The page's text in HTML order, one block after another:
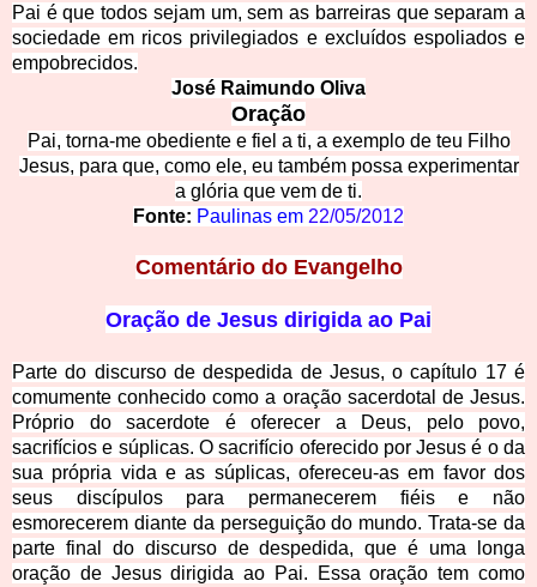
Pai é que todos sejam um, semas barreiras que separam a
sociedade em ricos privilegiados e excluídos espoliados e
empobrecidos.
José Raimundo Oliva
Oração
Pai, torna-me obediente e fiel a ti, a exemplo de teu Filho
Jesus, para que, como ele, eu também possa experimentar
a glória que vem de ti.
Fonte: Paulinas em 22/05/2012
Comentário do Evangelho
Oração de Jesus dirigida ao Pai
Parte do discurso de despedida de Jesus, o capítulo 17 é
comumente conhecido como a oração sacerdotal de Jesus.
Próprio do sacerdote é oferecer a Deus, pelo povo,
sacrifícios e súplicas. O sacrifício oferecido por Jesus é o da
sua própria vida e as súplicas, ofereceu-as em favor dos
seus discípulos para permanecerem fiéis e não
esmorecerem diante da perseguição do mundo. Trata-se da
parte final do discurso de despedida, que é uma longa
oração de Jesus dirigida ao Pai. Essa oração tem como